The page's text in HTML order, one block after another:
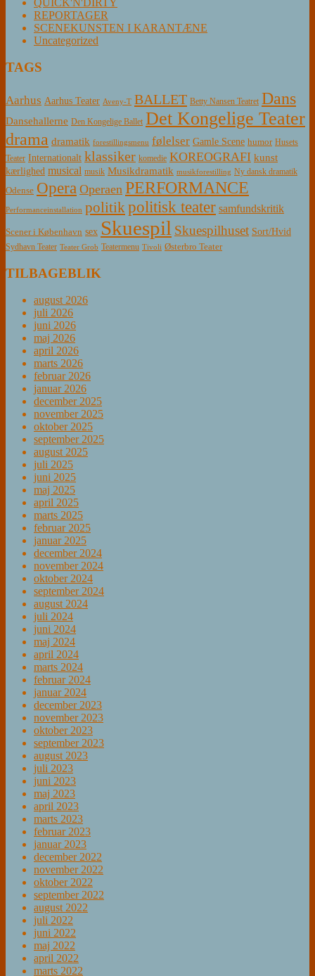
REPORTAGER
SCENEKUNSTEN I KARANTÆNE
Uncategorized
TAGS
Aarhus Aarhus Teater Aveny-T BALLET Betty Nansen Teatret Dans
Dansehallerne Den Kongelige Ballet Det Kongelige Teater
drama dramatik forestillingsmenu følelser Gamle Scene humor Husets
Teater Internationalt klassiker komedie KOREOGRAFI kunst
kærlighed musical musik Musikdramatik musikforestilling Ny dansk dramatik
Odense Opera Operaen PERFORMANCE
Performanceinstallation politikpolitisk teater samfundskritik
Scener i København sex Skuespil Skuespilhuset Sort/Hvid
Sydhavn Teater Teater Grob Teatermenu Tivoli Østerbro Teater
TILBAGEBLIK
august 2026
juli 2026
juni 2026
maj 2026
april 2026
marts 2026
februar 2026
januar 2026
december 2025
november 2025
oktober 2025
september 2025
august 2025
juli 2025
juni 2025
maj 2025
april 2025
marts 2025
februar 2025
januar 2025
december 2024
november 2024
oktober 2024
september 2024
august 2024
juli 2024
juni 2024
maj 2024
april 2024
marts 2024
februar 2024
januar 2024
december 2023
november 2023
oktober 2023
september 2023
august 2023
juli 2023
juni 2023
maj 2023
april 2023
marts 2023
februar 2023
januar 2023
december 2022
november 2022
oktober 2022
september 2022
august 2022
juli 2022
juni 2022
maj 2022
april 2022
marts 2022